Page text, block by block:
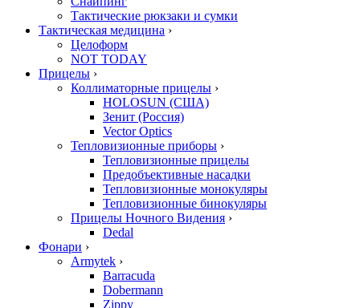
Тактические рюкзаки и сумки
Тактическая медицина ›
Целоформ
NOT TODAY
Прицелы ›
Коллиматорные прицелы ›
HOLOSUN (США)
Зенит (Россия)
Vector Optics
Тепловизионные приборы ›
Тепловизионные прицелы
Предобъективные насадки
Тепловизионные монокуляры
Тепловизионные бинокуляры
Прицелы Ночного Видения ›
Dedal
Фонари ›
Armytek ›
Barracuda
Dobermann
Zippy